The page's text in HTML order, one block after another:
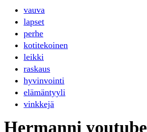
vauva
lapset
perhe
kotitekoinen
leikki
raskaus
hyvinvointi
elämäntyyli
vinkkejä
Hermanni youtube